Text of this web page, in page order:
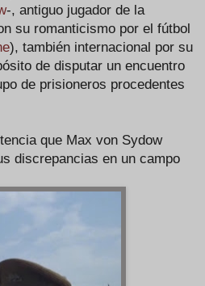
-, antiguo jugador de la
su romanticismo por el fútbol
), también internacional por su
de disputar un encuentro
de prisioneros procedentes
que Max von Sydow
discrepancias en un campo